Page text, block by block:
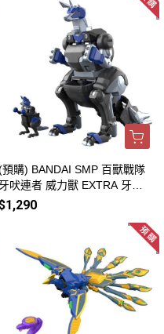
預購) BANDAI SMP 百獸戰隊
牙吠連者 威力獸 EXTRA 牙吠
袋鼠 20260906